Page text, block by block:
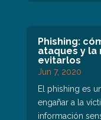
Phishing:
ataques y la
evitarlos
Jun 7, 2020
El phishing es
engañar a la
información